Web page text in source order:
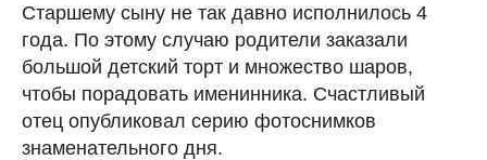
Старшему сыну не так давно исполнилось 4
года. По этому случаю родители заказали
большой детский торт и множество шаров,
чтобы порадовать именинника. Счастливый
отец опубликовал серию фотоснимков
знаменательного дня.